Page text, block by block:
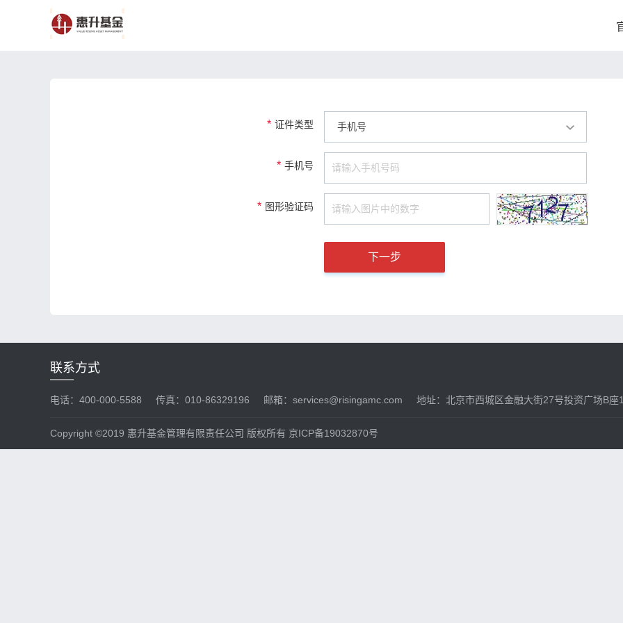
* 证件类型 手机号
* 手机号
* 图形验证码
下一步
联系方式
电话：400-000-5588 传真：010-86329196 邮箱：services@risingamc.com 地址：北京市西城区金融大街27号投资广场B座
Copyright ©2019 惠升基金管理有限责任公司 版权所有 京ICP备19032870号